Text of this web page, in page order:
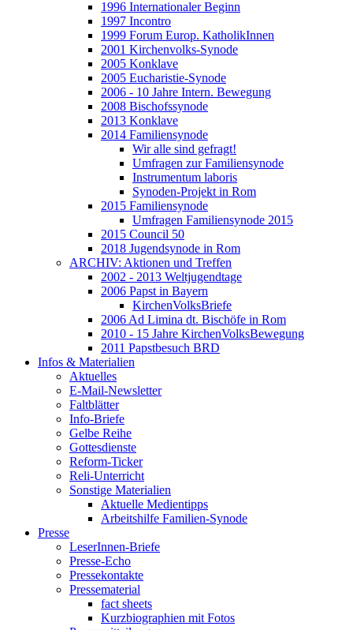
1996 Internationaler Beginn
1997 Incontro
1999 Forum Europ. KatholikInnen
2001 Kirchenvolks-Synode
2005 Konklave
2005 Eucharistie-Synode
2006 - 10 Jahre Intern. Bewegung
2008 Bischofssynode
2013 Konklave
2014 Familiensynode
Wir alle sind gefragt!
Umfragen zur Familiensynode
Instrumentum laboris
Synoden-Projekt in Rom
2015 Familiensynode
Umfragen Familiensynode 2015
2015 Council 50
2018 Jugendsynode in Rom
ARCHIV: Aktionen und Treffen
2002 - 2013 Weltjugendtage
2006 Papst in Bayern
KirchenVolksBriefe
2006 Ad Limina dt. Bischöfe in Rom
2010 - 15 Jahre KirchenVolksBewegung
2011 Papstbesuch BRD
Infos & Materialien
Aktuelles
E-Mail-Newsletter
Faltblätter
Info-Briefe
Gelbe Reihe
Gottesdienste
Reform-Ticker
Reli-Unterricht
Sonstige Materialien
Aktuelle Medientipps
Arbeitshilfe Familien-Synode
Presse
LeserInnen-Briefe
Presse-Echo
Pressekontakte
Pressematerial
fact sheets
Kurzbiographien mit Fotos